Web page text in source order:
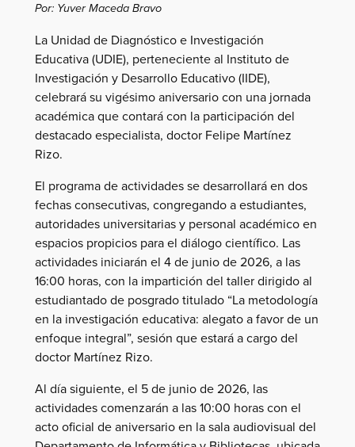
Por: Yuver Maceda Bravo
La Unidad de Diagnóstico e Investigación
Educativa (UDIE), perteneciente al Instituto de
Investigación y Desarrollo Educativo (IIDE),
celebrará su vigésimo aniversario con una jornada
académica que contará con la participación del
destacado especialista, doctor Felipe Martínez
Rizo.
El programa de actividades se desarrollará en dos
fechas consecutivas, congregando a estudiantes,
autoridades universitarias y personal académico en
espacios propicios para el diálogo científico. Las
actividades iniciarán el 4 de junio de 2026, a las
16:00 horas, con la impartición del taller dirigido al
estudiantado de posgrado titulado “La metodología
en la investigación educativa: alegato a favor de un
enfoque integral”, sesión que estará a cargo del
doctor Martínez Rizo.
Al día siguiente, el 5 de junio de 2026, las
actividades comenzarán a las 10:00 horas con el
acto oficial de aniversario en la sala audiovisual del